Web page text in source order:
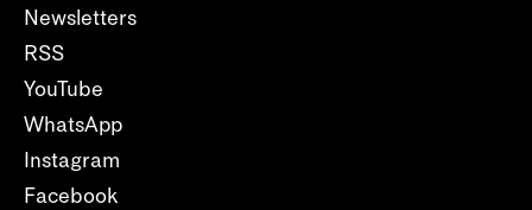
Newsletters
RSS
YouTube
WhatsApp
Instagram
Facebook